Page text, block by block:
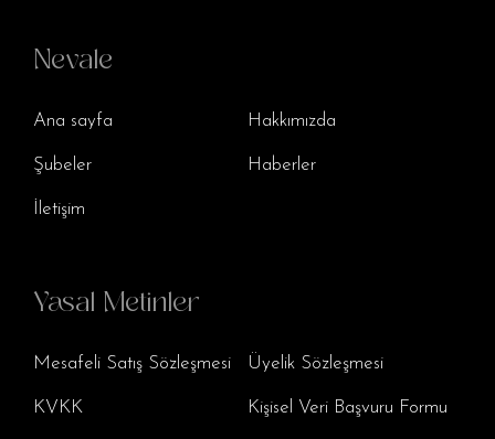
Nevale
Ana sayfa Hakkımızda
Şubeler Haberler
İletişim
Yasal Metinler
Mesafeli Satış Sözleşmesi Üyelik Sözleşmesi
KVKK Kişisel Veri Başvuru Formu